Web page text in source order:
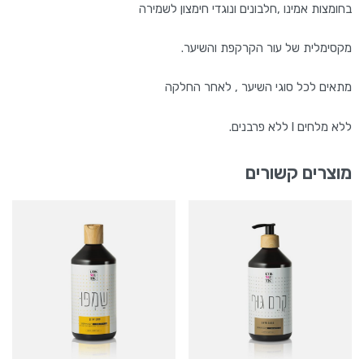
בחומצות אמינו ,חלבונים ונוגדי חימצון לשמירה
מקסימלית של עור הקרקפת והשיער.
מתאים לכל סוגי השיער , לאחר החלקה
ללא מלחים l ללא פרבנים.
מוצרים קשורים